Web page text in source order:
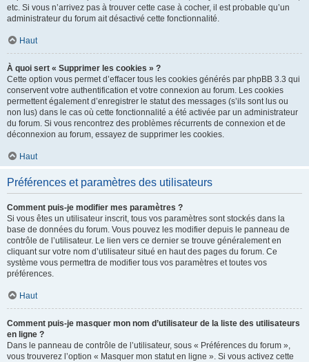
etc. Si vous n’arrivez pas à trouver cette case à cocher, il est probable qu’un
administrateur du forum ait désactivé cette fonctionnalité.
Haut
À quoi sert « Supprimer les cookies » ?
Cette option vous permet d’effacer tous les cookies générés par phpBB 3.3 qui
conservent votre authentification et votre connexion au forum. Les cookies
permettent également d’enregistrer le statut des messages (s’ils sont lus ou
non lus) dans le cas où cette fonctionnalité a été activée par un administrateur
du forum. Si vous rencontrez des problèmes récurrents de connexion et de
déconnexion au forum, essayez de supprimer les cookies.
Haut
Préférences et paramètres des utilisateurs
Comment puis-je modifier mes paramètres ?
Si vous êtes un utilisateur inscrit, tous vos paramètres sont stockés dans la
base de données du forum. Vous pouvez les modifier depuis le panneau de
contrôle de l’utilisateur. Le lien vers ce dernier se trouve généralement en
cliquant sur votre nom d’utilisateur situé en haut des pages du forum. Ce
système vous permettra de modifier tous vos paramètres et toutes vos
préférences.
Haut
Comment puis-je masquer mon nom d’utilisateur de la liste des utilisateurs
en ligne ?
Dans le panneau de contrôle de l’utilisateur, sous « Préférences du forum »,
vous trouverez l’option « Masquer mon statut en ligne ». Si vous activez cette